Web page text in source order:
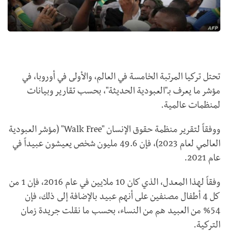
تحتل تركيا المرتبة الخامسة في العالم، والأولى في أوروبا، في
مؤشر ما يعرف بـ"العبودية الحديثة"، بحسب تقارير وبيانات
لمنظمات عالمية.
ووفقاً لتقرير منظمة حقوق الإنسان "Walk Free" (مؤشر العبودية
العالمي لعام 2023)، فإن 49.6 مليون شخص يعيشون عبيداً في
عام 2021.
وفقاً لهذا المعدل، الذي كان 10 ملايين في عام 2016، فإن 1 من
كل 4 أطفال مصنفين على أنهم عبيد بالإضافة إلى ذلك، فإن
54% من العبيد هم من النساء، بحسب ما نقلت جريدة زمان
التركية.